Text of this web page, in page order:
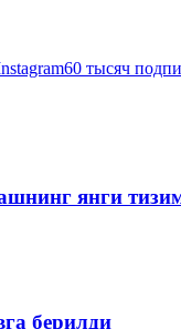
60 тысяч
янги
берилди